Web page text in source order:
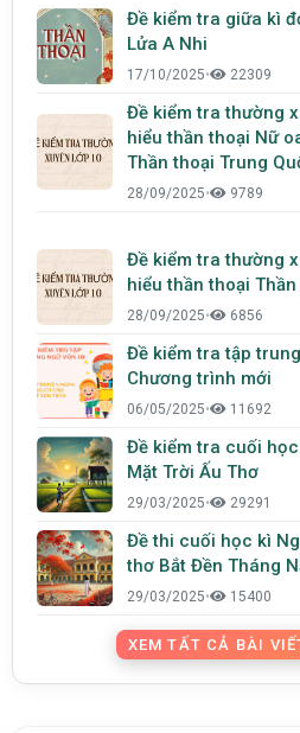
Đề kiểm tra giữa kì
Lửa A Nhi
17/10/2025• 22309
Đề kiểm tra thường
hiểu thần thoại Nữ
Thần thoại Trung
28/09/2025• 9789
Đề kiểm tra thường
hiểu thần thoại
28/09/2025• 6856
Đề kiểm tra tập
Chương trình mới
06/05/2025• 11692
Đề kiểm tra cuối
Mặt Trời Ấu Thơ
29/03/2025• 29291
Đề thi cuối học kì
thơ Bắt Đền Tháng
29/03/2025• 15400
XEM TẤT CẢ BÀI